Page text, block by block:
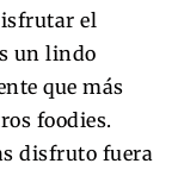
el
un lindo
que más
foodies.
disfruto fuera